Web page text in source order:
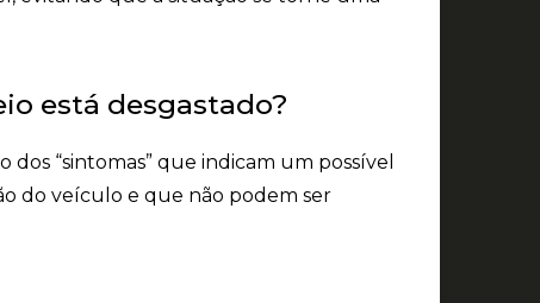
está desgastado?
dos “sintomas” que indicam um possível
do veículo e que não podem ser